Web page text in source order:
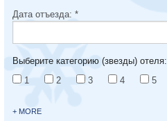
Дата отъезда: *
Выберите категорию (звезды) отеля:
1
2 3 4 5
+ MORE